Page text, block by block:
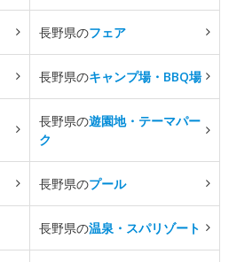
長野県のフェア
長野県のキャンプ場・BBQ場
長野県の遊園地・テーマパー
ク
長野県のプール
長野県の温泉・スパリゾート